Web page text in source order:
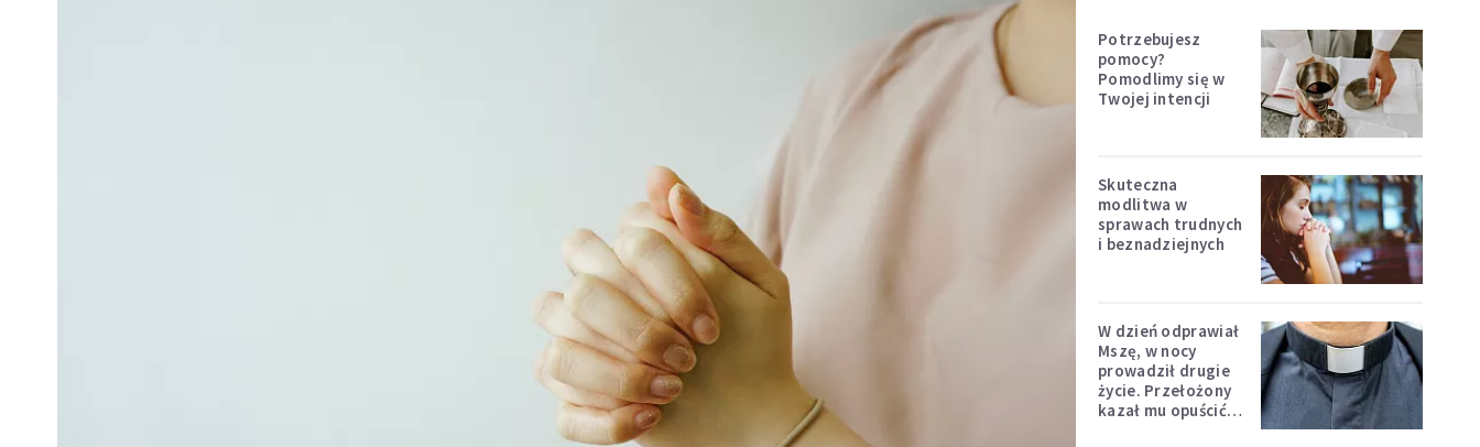
Potrzebujesz
pomocy?
Pomodlimy się w
Twojej intencji
Skuteczna
modlitwa w
sprawach trudnych
i beznadziejnych
W dzień odprawiał
Mszę, w nocy
prowadził drugie
życie. Przełożony
kazał mu opuścić